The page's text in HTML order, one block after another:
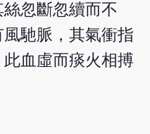
忽斷忽續而不
馳脈，其氣衝指
血虛而痰火相搏